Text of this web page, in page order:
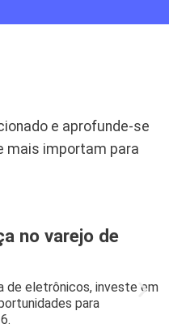
e aprofunde-se
mais importam para
no varejo de
de eletrônicos, investe em
para